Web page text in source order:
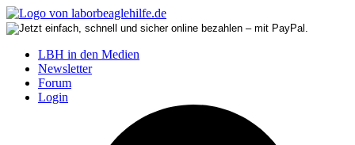
LBH in den Medien
Newsletter
Forum
Login